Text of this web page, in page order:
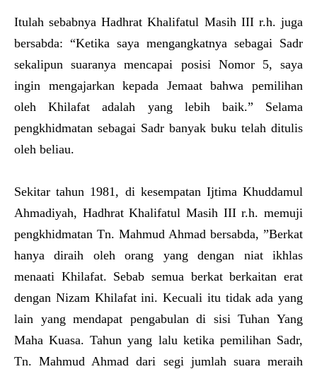
Itulah sebabnya Hadhrat Khalifatul Masih III r.h. juga
bersabda: “Ketika saya mengangkatnya sebagai Sadr
sekalipun suaranya mencapai posisi Nomor 5, saya
ingin mengajarkan kepada Jemaat bahwa pemilihan
oleh Khilafat adalah yang lebih baik.” Selama
pengkhidmatan sebagai Sadr banyak buku telah ditulis
oleh beliau.
Sekitar tahun 1981, di kesempatan Ijtima Khuddamul
Ahmadiyah, Hadhrat Khalifatul Masih III r.h. memuji
pengkhidmatan Tn. Mahmud Ahmad bersabda, ”Berkat
hanya diraih oleh orang yang dengan niat ikhlas
menaati Khilafat. Sebab semua berkat berkaitan erat
dengan Nizam Khilafat ini. Kecuali itu tidak ada yang
lain yang mendapat pengabulan di sisi Tuhan Yang
Maha Kuasa. Tahun yang lalu ketika pemilihan Sadr,
Tn. Mahmud Ahmad dari segi jumlah suara meraih